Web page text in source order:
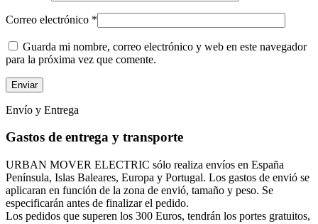
Correo electrónico *
Guarda mi nombre, correo electrónico y web en este navegador
para la próxima vez que comente.
Envío y Entrega
Gastos de entrega y transporte
URBAN MOVER ELECTRIC sólo realiza envíos en España
Península, Islas Baleares, Europa y Portugal. Los gastos de envió se
aplicaran en función de la zona de envió, tamaño y peso. Se
especificarán antes de finalizar el pedido.
Los pedidos que superen los 300 Euros, tendrán los portes gratuitos,